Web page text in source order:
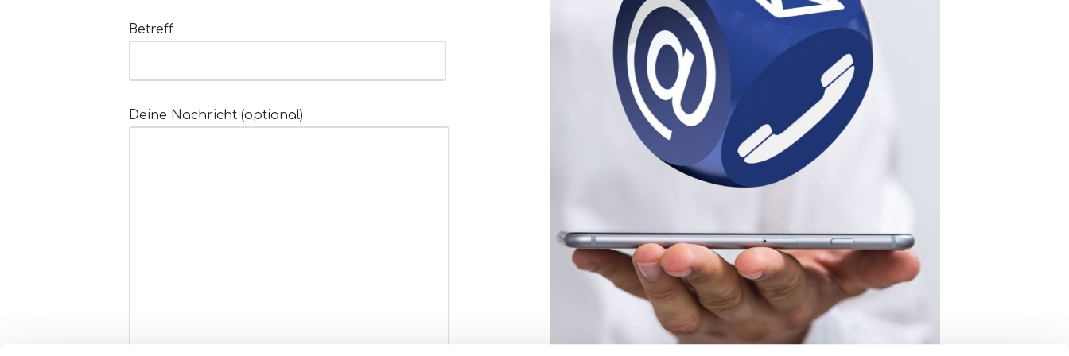
Betreff
Deine Nachricht (optional)